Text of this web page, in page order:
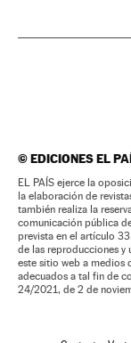
©EDICIONES EL
EL PAÍS ejerce la
la elaboración de
también realiza la
comunicación pública
prevista en el artículo
de las reproducciones y
este sitio web a medios
adecuados a tal fin de
24/2021, de 2 de